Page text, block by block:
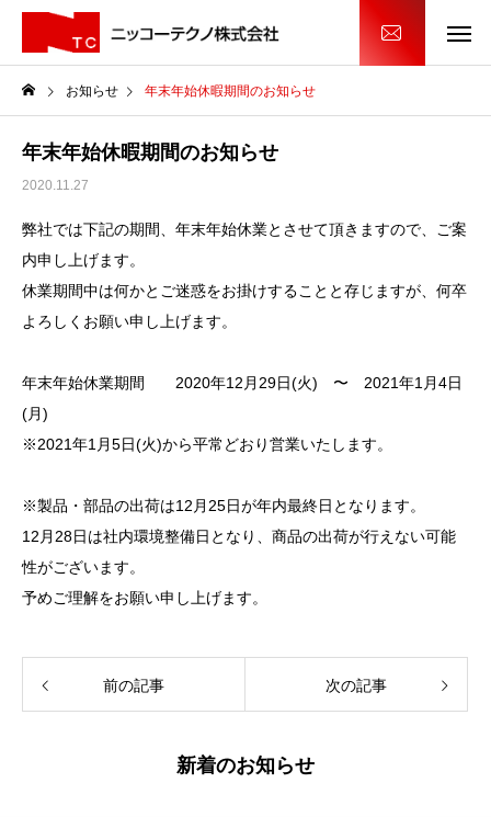
お知らせ 年末年始休暇期間のお知らせ
年末年始休暇期間のお知らせ
2020.11.27
弊社では下記の期間、年末年始休業とさせて頂きますので、ご案
内申し上げます。
休業期間中は何かとご迷惑をお掛けすることと存じますが、何卒
よろしくお願い申し上げます。
年末年始休業期間 2020年12月29日(火) 〜 2021年1月4日
(月)
※2021年1月5日(火)から平常どおり営業いたします。
※製品・部品の出荷は12月25日が年内最終日となります。
12月28日は社内環境整備日となり、商品の出荷が行えない可能
性がございます。
予めご理解をお願い申し上げます。
前の記事 次の記事
新着のお知らせ